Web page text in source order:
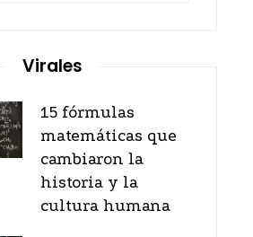
Virales
15 fórmulas
matemáticas que
cambiaron la
historia y la
cultura humana